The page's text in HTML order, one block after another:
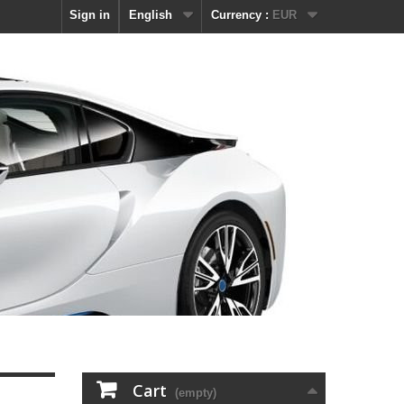
Currency : EUR
English
Sign in
Cart (empty)